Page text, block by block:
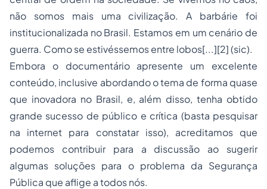
não somos mais uma civilização. A barbárie foi
institucionalizada no Brasil. Estamos em um cenário de
guerra. Como se estivéssemos entre lobos[...][2](sic).
Embora o documentário apresente um excelente
conteúdo, inclusive abordando o tema de forma quase
que inovadora no Brasil, e, além disso, tenha obtido
grande sucesso de público e crítica (basta pesquisar
na internet para constatar isso), acreditamos que
podemos contribuir para a discussão ao sugerir
algumas soluções para o problema da Segurança
Pública que aflige a todos nós.